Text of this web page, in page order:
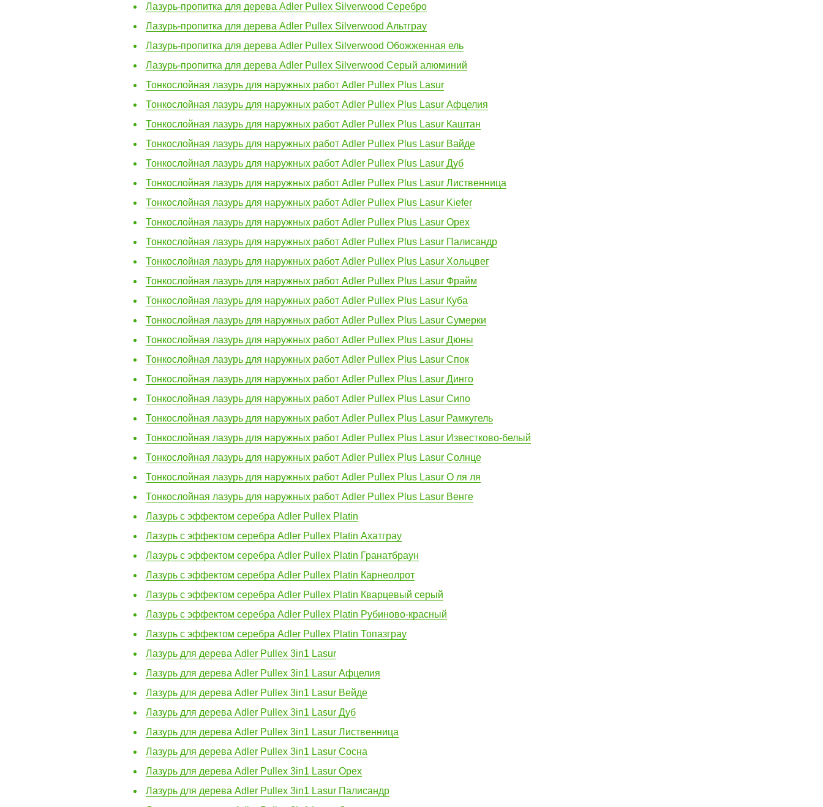
Лазурь-пропитка для дерева Adler Pullex Silverwood Серебро
Лазурь-пропитка для дерева Adler Pullex Silverwood Альтграу
Лазурь-пропитка для дерева Adler Pullex Silverwood Обожженная ель
Лазурь-пропитка для дерева Adler Pullex Silverwood Серый алюминий
Тонкослойная лазурь для наружных работ Adler Pullex Plus Lasur
Тонкослойная лазурь для наружных работ Adler Pullex Plus Lasur Афцелия
Тонкослойная лазурь для наружных работ Adler Pullex Plus Lasur Каштан
Тонкослойная лазурь для наружных работ Adler Pullex Plus Lasur Вайде
Тонкослойная лазурь для наружных работ Adler Pullex Plus Lasur Дуб
Тонкослойная лазурь для наружных работ Adler Pullex Plus Lasur Лиственница
Тонкослойная лазурь для наружных работ Adler Pullex Plus Lasur Kiefer
Тонкослойная лазурь для наружных работ Adler Pullex Plus Lasur Орех
Тонкослойная лазурь для наружных работ Adler Pullex Plus Lasur Палисандр
Тонкослойная лазурь для наружных работ Adler Pullex Plus Lasur Хольцвег
Тонкослойная лазурь для наружных работ Adler Pullex Plus Lasur Фрайм
Тонкослойная лазурь для наружных работ Adler Pullex Plus Lasur Куба
Тонкослойная лазурь для наружных работ Adler Pullex Plus Lasur Сумерки
Тонкослойная лазурь для наружных работ Adler Pullex Plus Lasur Дюны
Тонкослойная лазурь для наружных работ Adler Pullex Plus Lasur Спок
Тонкослойная лазурь для наружных работ Adler Pullex Plus Lasur Динго
Тонкослойная лазурь для наружных работ Adler Pullex Plus Lasur Сипо
Тонкослойная лазурь для наружных работ Adler Pullex Plus Lasur Рамкугель
Тонкослойная лазурь для наружных работ Adler Pullex Plus Lasur Известково-белый
Тонкослойная лазурь для наружных работ Adler Pullex Plus Lasur Солнце
Тонкослойная лазурь для наружных работ Adler Pullex Plus Lasur О ля ля
Тонкослойная лазурь для наружных работ Adler Pullex Plus Lasur Венге
Лазурь с эффектом серебра Adler Pullex Platin
Лазурь с эффектом серебра Adler Pullex Platin Ахатграу
Лазурь с эффектом серебра Adler Pullex Platin Гранатбраун
Лазурь с эффектом серебра Adler Pullex Platin Карнеолрот
Лазурь с эффектом серебра Adler Pullex Platin Кварцевый серый
Лазурь с эффектом серебра Adler Pullex Platin Рубиново-красный
Лазурь с эффектом серебра Adler Pullex Platin Топазграу
Лазурь для дерева Adler Pullex 3in1 Lasur
Лазурь для дерева Adler Pullex 3in1 Lasur Афцелия
Лазурь для дерева Adler Pullex 3in1 Lasur Вейде
Лазурь для дерева Adler Pullex 3in1 Lasur Дуб
Лазурь для дерева Adler Pullex 3in1 Lasur Лиственница
Лазурь для дерева Adler Pullex 3in1 Lasur Сосна
Лазурь для дерева Adler Pullex 3in1 Lasur Орех
Лазурь для дерева Adler Pullex 3in1 Lasur Палисандр